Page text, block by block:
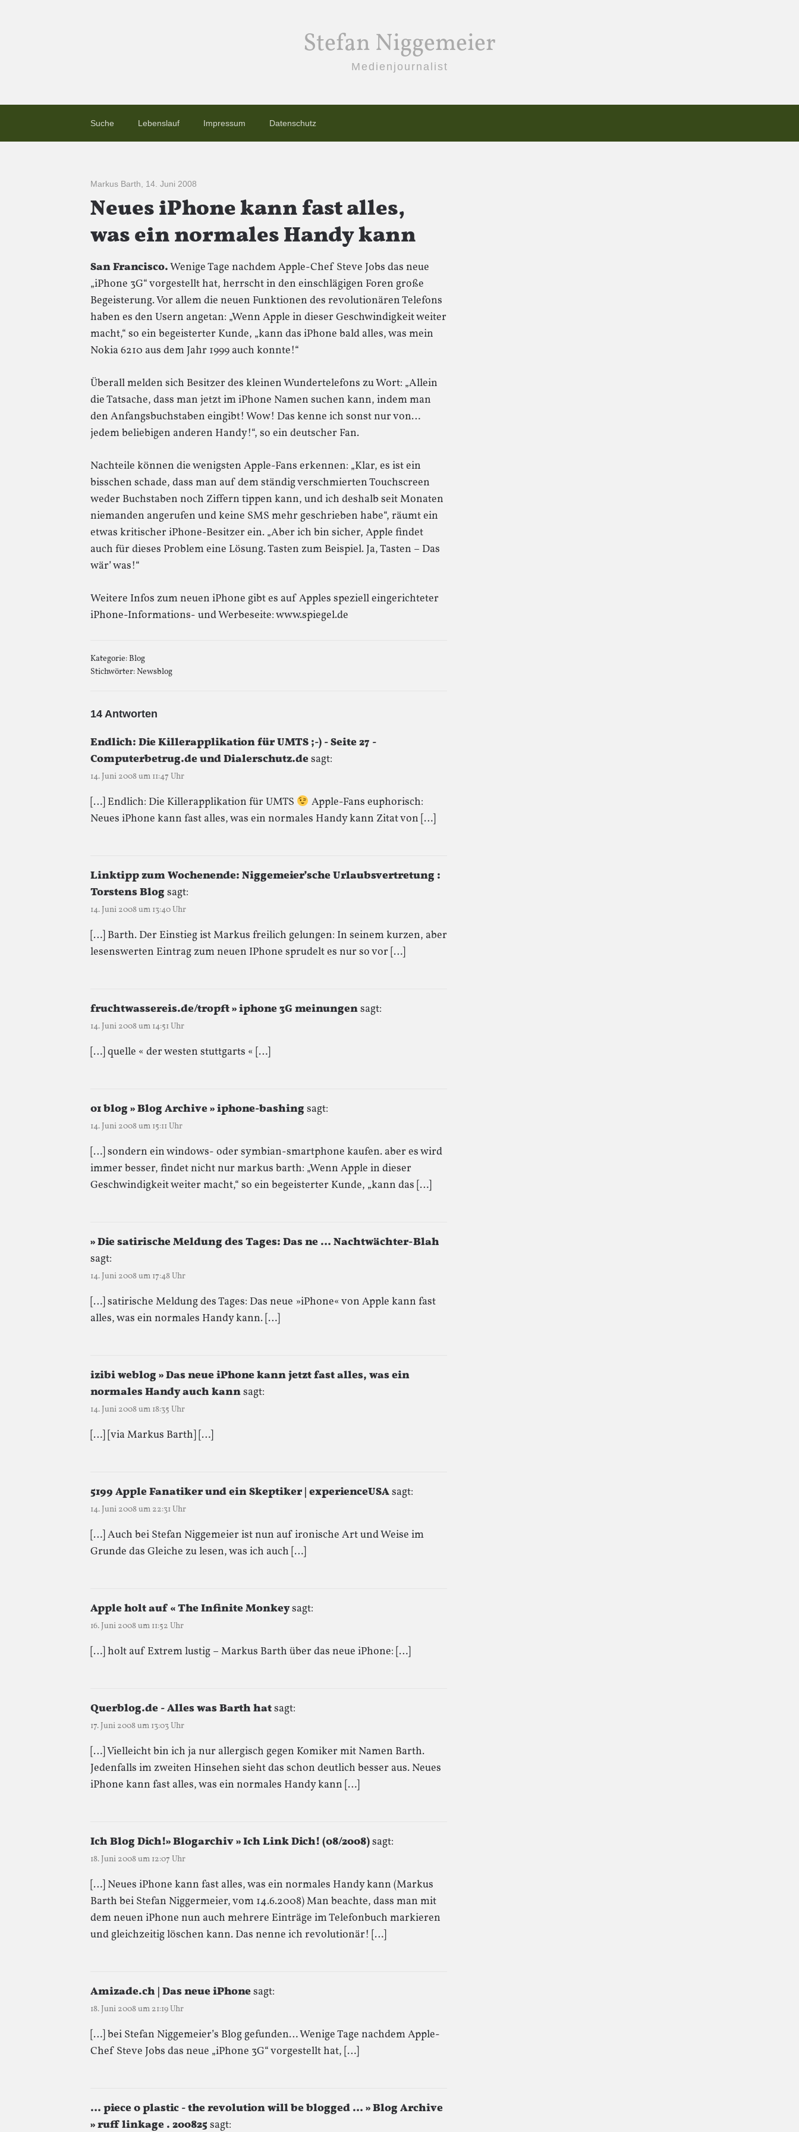
Stefan Niggemeier
Medienjournalist
Suche Lebenslauf Impressum Datenschutz
Markus Barth 14. Juni 2008
Neues iPhone kann fast alles,
was ein normales Handy kann
San Francisco.Wenige Tage nachdem Apple-Chef Steve Jobs das neue
„iPhone 3G“ vorgestellt hat, herrscht in den einschlägigen Foren große
Begeisterung. Vor allem die neuen Funktionen des revolutionären Telefons
haben es den Usern angetan: „Wenn Apple in dieser Geschwindigkeit weiter
macht,“ so ein begeisterter Kunde, „kann das iPhone bald alles, was mein
Nokia 6210 aus dem Jahr 1999 auch konnte!“
Überall melden sich Besitzer des kleinen Wundertelefons zu Wort: „Allein
die Tatsache, dass man jetzt im iPhone Namen suchen kann, indem man
den Anfangsbuchstaben eingibt! Wow! Das kenne ich sonst nur von…
jedem beliebigen anderen Handy!“, so ein deutscher Fan.
Nachteile können die wenigsten Apple-Fans erkennen: „Klar, es ist ein
bisschen schade, dass man auf dem ständig verschmierten Touchscreen
weder Buchstaben noch Ziffern tippen kann, und ich deshalb seit Monaten
niemanden angerufen und keine SMS mehr geschrieben habe“, räumt ein
etwas kritischer iPhone-Besitzer ein. „Aber ich bin sicher, Apple findet
auch für dieses Problem eine Lösung. Tasten zum Beispiel. Ja, Tasten – Das
wär’ was!“
Weitere Infos zum neuen iPhone gibt es auf Apples speziell eingerichteter
iPhone-Informations- und Werbeseite: www.spiegel.de
Kategorie:Blog
Stichwörter: Newsblog
14 Antworten
Endlich: Die Killerapplikation für UMTS ;-) - Seite 27 -
Computerbetrug.de und Dialerschutz.desagt:
14. Juni 2008 um 11:47 Uhr
[…] Endlich: Die Killerapplikation für UMTS
Apple-Fans euphorisch:
Neues iPhone kann fast alles, was ein normales Handy kann Zitat von […]
Linktipp zum Wochenende: Niggemeier’sche Urlaubsvertretung :
Torstens Blogsagt:
14. Juni 2008 um 13:40 Uhr
[…] Barth. Der Einstieg ist Markus freilich gelungen: In seinem kurzen, aber
lesenswerten Eintrag zum neuen IPhone sprudelt es nur so vor […]
fruchtwassereis.de/tropft » iphone 3G meinungensagt:
14. Juni 2008 um 14:51 Uhr
[…] quelle « der westen stuttgarts « […]
01 blog » Blog Archive » iphone-bashingsagt:
14. Juni 2008 um 15:11 Uhr
[…] sondern ein windows- oder symbian-smartphone kaufen. aber es wird
immer besser, findet nicht nur markus barth: „Wenn Apple in dieser
Geschwindigkeit weiter macht,“ so ein begeisterter Kunde, „kann das […]
» Die satirische Meldung des Tages: Das ne … Nachtwächter-Blah
sagt:
14. Juni 2008 um 17:48 Uhr
[…] satirische Meldung des Tages: Das neue »iPhone« von Apple kann fast
alles, was ein normales Handy kann. […]
izibi weblog » Das neue iPhone kann jetzt fast alles, was ein
normales Handy auch kannsagt:
14. Juni 2008 um 18:35 Uhr
[…] [via Markus Barth] […]
5199 Apple Fanatiker und ein Skeptiker | experienceUSAsagt:
14. Juni 2008 um 22:31 Uhr
[…] Auch bei Stefan Niggemeier ist nun auf ironische Art und Weise im
Grunde das Gleiche zu lesen, was ich auch […]
Apple holt auf « The Infinite Monkeysagt:
16. Juni 2008 um 11:52 Uhr
[…] holt auf Extrem lustig – Markus Barth über das neue iPhone: […]
Querblog.de - Alles was Barth hatsagt:
17. Juni 2008 um 13:03 Uhr
[…] Vielleicht bin ich ja nur allergisch gegen Komiker mit Namen Barth.
Jedenfalls im zweiten Hinsehen sieht das schon deutlich besser aus. Neues
iPhone kann fast alles, was ein normales Handy kann […]
Ich Blog Dich!» Blogarchiv » Ich Link Dich! (08/2008)sagt:
18. Juni 2008 um 12:07 Uhr
[…] Neues iPhone kann fast alles, was ein normales Handy kann (Markus
Barth bei Stefan Niggermeier, vom 14.6.2008) Man beachte, dass man mit
dem neuen iPhone nun auch mehrere Einträge im Telefonbuch markieren
und gleichzeitig löschen kann. Das nenne ich revolutionär! […]
Amizade.ch | Das neue iPhonesagt:
18. Juni 2008 um 21:19 Uhr
[…] bei Stefan Niggemeier’s Blog gefunden… Wenige Tage nachdem Apple-
Chef Steve Jobs das neue „iPhone 3G“ vorgestellt hat, […]
… piece 0 plastic - the revolution will be blogged … » Blog Archive
» ruff linkage . 200825 sagt: